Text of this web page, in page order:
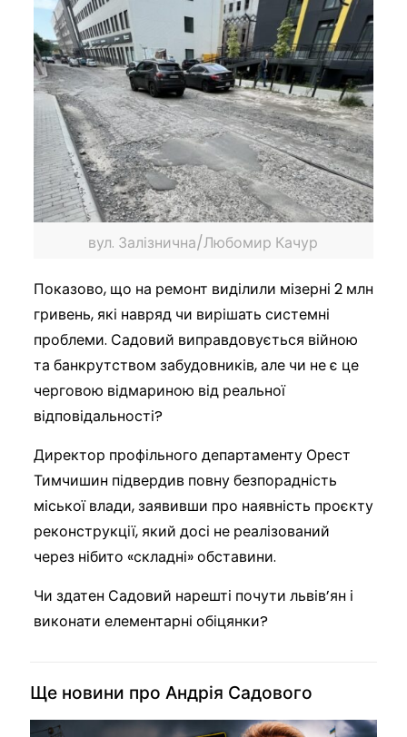
вул. Залізнична/Любомир Качур
Показово, що на ремонт виділили мізерні 2 млн
гривень, які навряд чи вирішать системні
проблеми. Садовий виправдовується війною
та банкрутством забудовників, але чи не є це
черговою відмариною від реальної
відповідальності?
Директор профільного департаменту Орест
Тимчишин підвердив повну безпорадність
міської влади, заявивши про наявність проєкту
реконструкції, який досі не реалізований
через нібито «складні» обставини.
Чи здатен Садовий нарешті почути львів’ян і
виконати елементарні обіцянки?
Ще новини про Андрія Садового